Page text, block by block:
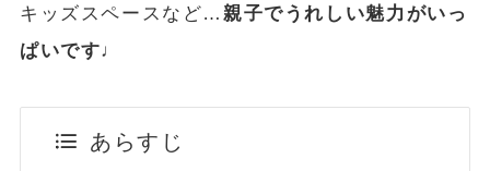
キッズスペースなど… 親子でうれしい魅力がいっ
ぱいです♩
あらすじ